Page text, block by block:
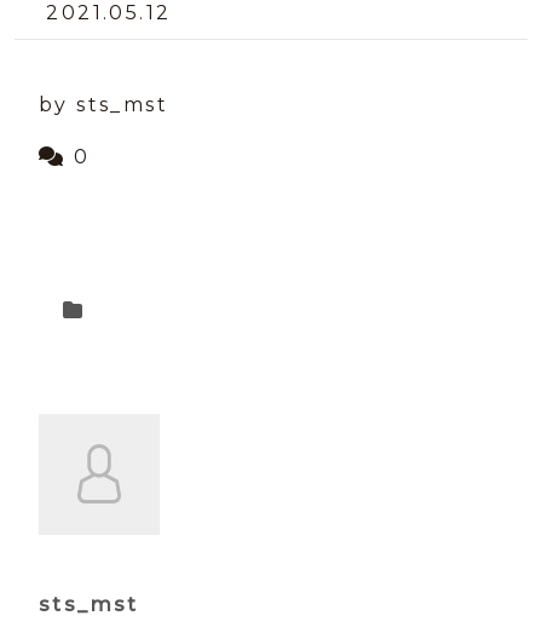
2021.05.12
by sts_mst
0
sts_mst